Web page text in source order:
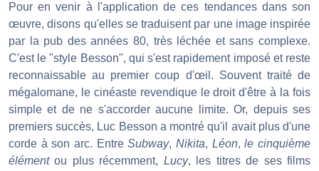
Pour en venir à l'application de ces tendances dans son
œuvre, disons qu'elles se traduisent par une image inspirée
par la pub des années 80, très léchée et sans complexe.
C'est le "style Besson", qui s'est rapidement imposé et reste
reconnaissable au premier coup d'œil. Souvent traité de
mégalomane, le cinéaste revendique le droit d'être à la fois
simple et de ne s'accorder aucune limite. Or, depuis ses
premiers succès, Luc Besson a montré qu'il avait plus d'une
corde à son arc. EntreSubway,Nikita, Léon,le cinquième
élémentou plus récemment, Lucy, les titres de ses films